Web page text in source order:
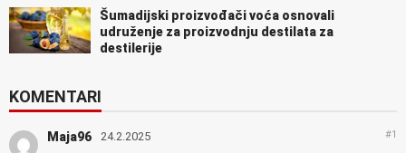
Šumadijski proizvođači voća osnovali
udruženje za proizvodnju destilata za
destilerije
KOMENTARI
Maja96 24.2.2025 #1